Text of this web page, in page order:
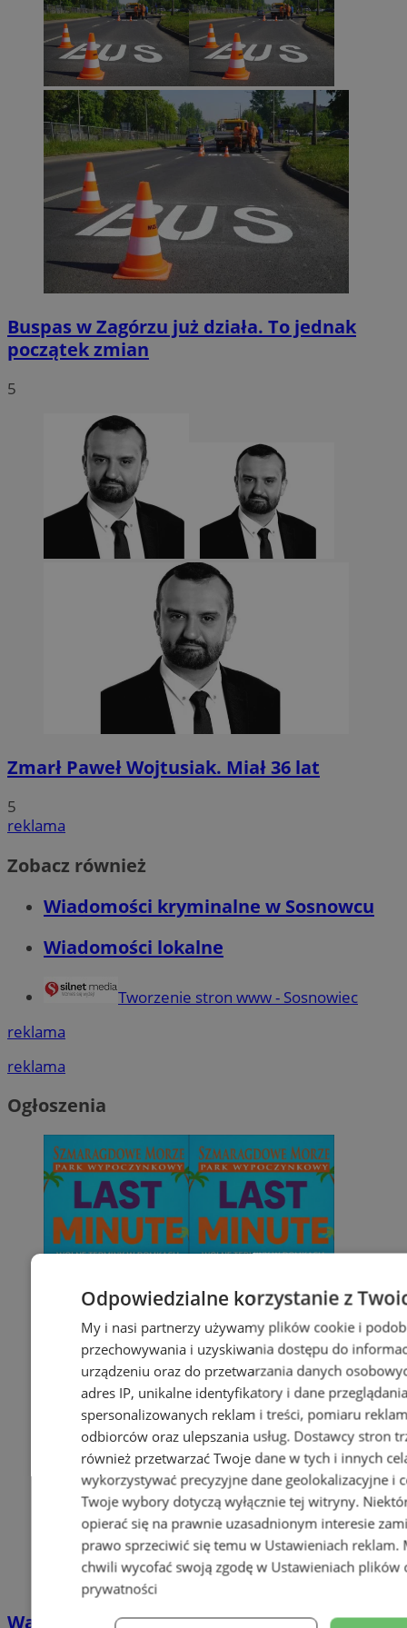
Buspas w Zagórzu już działa. To jednak
początek zmian
5
Zmarł Paweł Wojtusiak. Miał 36 lat
5
reklama
Zobacz również
Wiadomości kryminalne w Sosnowcu
Wiadomości lokalne
Tworzenie stron www - Sosnowiec
reklama
reklama
Ogłoszenia
Wakacyjny wypoczynek nad Bałtykiem w
Odpowiedzialne korzystanie z
My i nasi partnerzy używamy plików cookie i
przechowywania i uzyskiwania dostępu do
urządzeniu oraz do przetwarzania danych
adres IP, unikalne identyfikatory i dane
spersonalizowanych reklam i treści, pomiaru
odbiorców oraz ulepszania usług. Dostawcy stron
również przetwarzać Twoje dane w tych i innych
wykorzystywać precyzyjne dane geolokalizacyjne i
Twoje wybory dotyczą wyłącznie tej witryny.
opierać się na prawnie uzasadnionym interesie
prawo sprzeciwić się temu w Ustawieniach reklam.
chwili wycofać swoją zgodę w Ustawieniach plików
prywatności